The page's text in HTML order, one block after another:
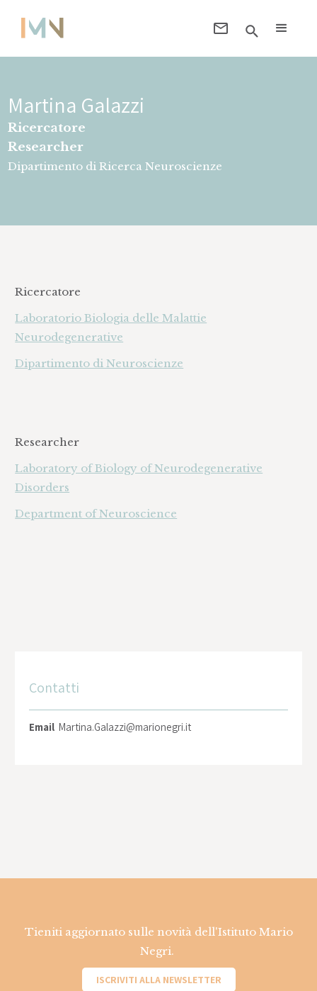
Martina Galazzi
Ricercatore
Researcher
Dipartimento di Ricerca Neuroscienze
Ricercatore
Laboratorio Biologia delle Malattie
Neurodegenerative
Dipartimento di Neuroscienze
Researcher
Laboratory of Biology of Neurodegenerative
Disorders
Department of Neuroscience
Contatti
Email Martina.Galazzi@marionegri.it
Tieniti aggiornato sulle novità dell'Istituto Mario
Negri.
ISCRIVITI ALLA NEWSLETTER